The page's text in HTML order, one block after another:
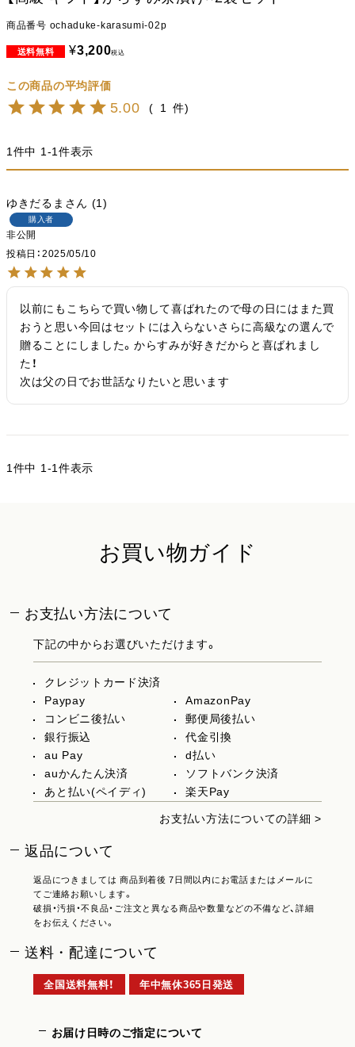
商品番号 ochaduke-karasumi-02p
¥3,200税込
5.00 1
1件中 1-1件表示
ゆきだるま 1
購入者
非公開
投稿日
2025/05/10
以前にもこちらで買い物して喜ばれたので母の日にはまた買
おうと思い今回はセットには入らないさらに高級なの選んで
贈ることにしました。からすみが好きだからと喜ばれまし
た！
次は父の日でお世話なりたいと思います
1件中 1-1件表示
お買い物ガイド
お支払い方法について
下記の中からお選びいただけます。
クレジットカード決済
Paypay
AmazonPay
コンビニ後払い
郵便局後払い
銀行振込
代金引換
au Pay
d払い
auかんたん決済
ソフトバンク決済
あと払い(ペイディ)
楽天Pay
お支払い方法についての詳細 >
返品について
返品につきましては 商品到着後 7日間以内にお電話またはメールに
てご連絡お願いします。
破損・汚損・不良品・ご注文と異なる商品や数量などの不備など、詳細
をお伝えください。
送料・配達について
全国送料無料！ 年中無休365日発送
お届け日時のご指定について